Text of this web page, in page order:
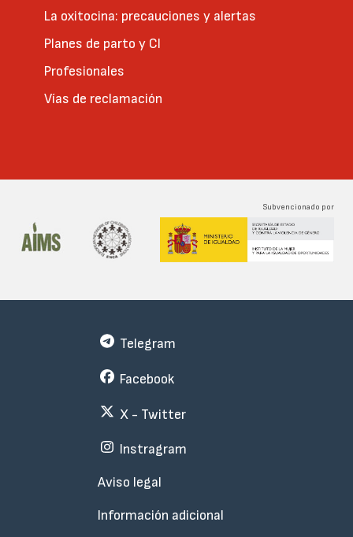
La oxitocina: precauciones y alertas
Planes de parto y CI
Profesionales
Vías de reclamación
Subvencionado por
Subfooter
Telegram
Facebook
X - Twitter
Instragram
Aviso legal
Información adicional